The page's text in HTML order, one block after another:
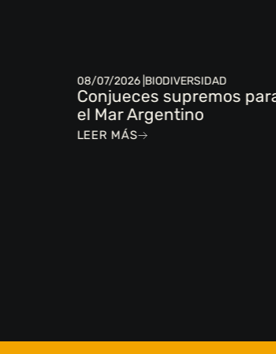
08/07/2026 | BIODIVERSIDAD
Conjueces supremos
el Mar Argentino
LEER MÁS